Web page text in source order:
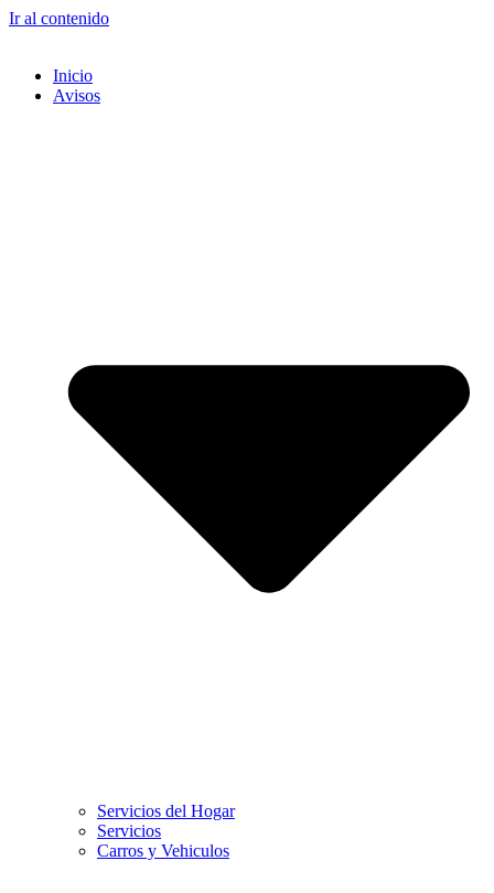
Ir al contenido
Inicio
Avisos
Servicios del Hogar
Servicios
Carros y Vehiculos